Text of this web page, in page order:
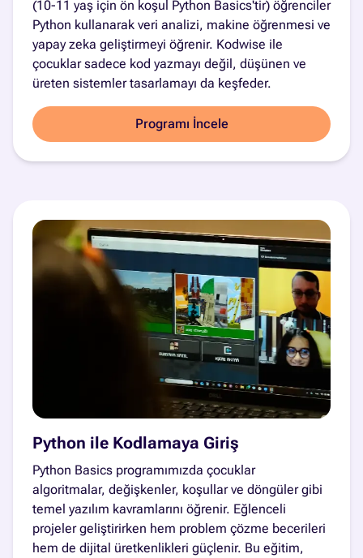
(10-11 yaş için ön koşul Python Basics'tir) öğrenciler
Python kullanarak veri analizi, makine öğrenmesi ve
yapay zeka geliştirmeyi öğrenir. Kodwise ile
çocuklar sadece kod yazmayı değil, düşünen ve
üreten sistemler tasarlamayı da keşfeder.
Programı İncele
Python ile Kodlamaya Giriş
Python Basics programımızda çocuklar
algoritmalar, değişkenler, koşullar ve döngüler gibi
temel yazılım kavramlarını öğrenir. Eğlenceli
projeler geliştirirken hem problem çözme becerileri
hem de dijital üretkenlikleri güçlenir. Bu eğitim,